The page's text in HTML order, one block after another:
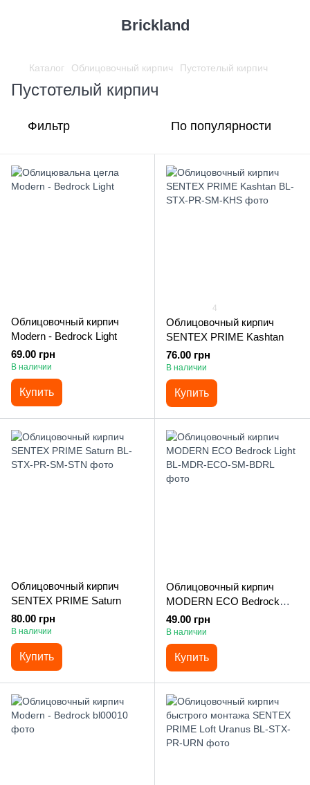
Brickland
Каталог Облицовочный кирпич Пустотелый кирпич
Пустотелый кирпич
Фильтр По популярности
Облицовочный кирпич
Modern - Bedrock Light
69.00 грн
В наличии
Купить
4
Облицовочный кирпич
SENTEX PRIME Kashtan
76.00 грн
В наличии
Купить
Облицовочный кирпич
SENTEX PRIME Saturn
80.00 грн
В наличии
Купить
Облицовочный кирпич
MODERN ECO Bedrock
Light
49.00 грн
В наличии
Купить